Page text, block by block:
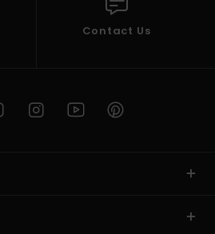
Contact Us